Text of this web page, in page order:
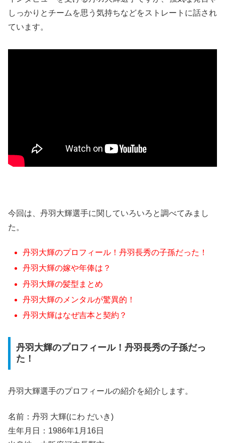
しっかりとチームを思う気持ちなどをストレートに話され
ています。
今回は、丹羽大輝選手に関していろいろと調べてみまし
た。
丹羽大輝のプロフィール！丹羽長秀の子孫だった！
丹羽大輝の嫁や年俸は？
丹羽大輝の髪型まとめ
丹羽大輝のメンタルが驚異的！
丹羽大輝はなぜ吉本と契約？
丹羽大輝のプロフィール！丹羽長秀の子孫だっ
た！
丹羽大輝選手のプロフィールの紹介を紹介します。
名前：丹羽 大輝(にわ だいき)
生年月日：1986年1月16日